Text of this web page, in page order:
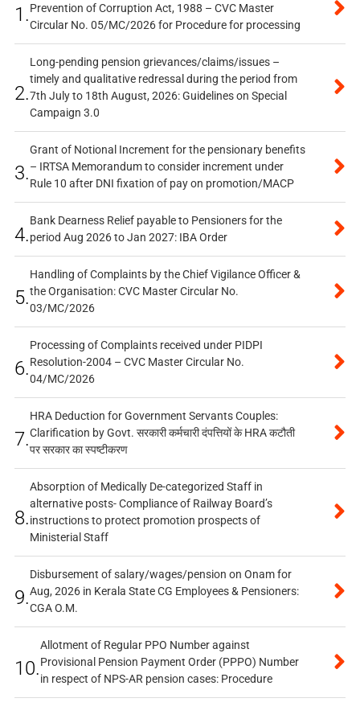
1.Prevention of Corruption Act, 1988 – CVC Master
Circular No. 05/MC/2026 for Procedure for processing
2.
Long-pending pension grievances/claims/issues –
timely and qualitative redressal during the period from
7th July to 18th August, 2026: Guidelines on Special
Campaign 3.0
3.
Grant of Notional Increment for the pensionary benefits
– IRTSA Memorandum to consider increment under
Rule 10 after DNI fixation of pay on promotion/MACP
4.
Bank Dearness Relief payable to Pensioners for the
period Aug 2026 to Jan 2027: IBA Order
5.
Handling of Complaints by the Chief Vigilance Officer &
the Organisation: CVC Master Circular No.
03/MC/2026
6.
Processing of Complaints received under PIDPI
Resolution-2004 – CVC Master Circular No.
04/MC/2026
7.
HRA Deduction for Government Servants Couples:
Clarification by Govt. सरकारी कर्मचारी दंपत्तियों के HRA कटौती
पर सरकार का स्पष्टीकरण
8.
Absorption of Medically De-categorized Staff in
alternative posts- Compliance of Railway Board’s
instructions to protect promotion prospects of
Ministerial Staff
9.
Disbursement of salary/wages/pension on Onam for
Aug, 2026 in Kerala State CG Employees & Pensioners:
CGA O.M.
10.
Allotment of Regular PPO Number against
Provisional Pension Payment Order (PPPO) Number
in respect of NPS-AR pension cases: Procedure